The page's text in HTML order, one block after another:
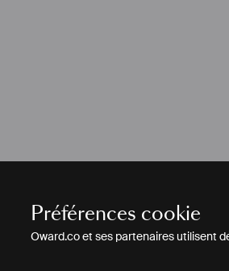
Préférences cookie
Oward.co et ses partenaires utilisent